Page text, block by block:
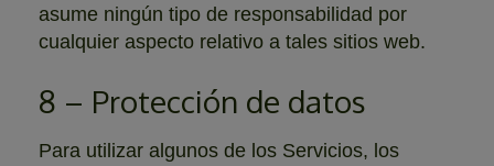
asume ningún tipo de responsabilidad por
cualquier aspecto relativo a tales sitios web.
8 – Protección de datos
Para utilizar algunos de los Servicios, los